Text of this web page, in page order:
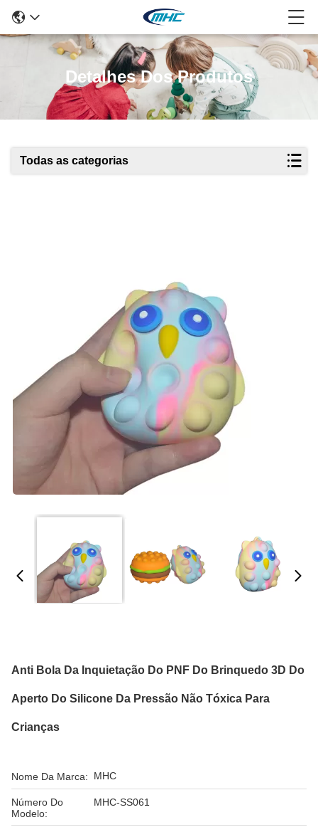
Detalhes Dos Produtos
Todas as categorias
Anti Bola Da Inquietação Do PNF Do Brinquedo 3D Do
Aperto Do Silicone Da Pressão Não Tóxica Para
Crianças
Nome Da Marca: MHC
Número Do
Modelo:
MHC-SS061